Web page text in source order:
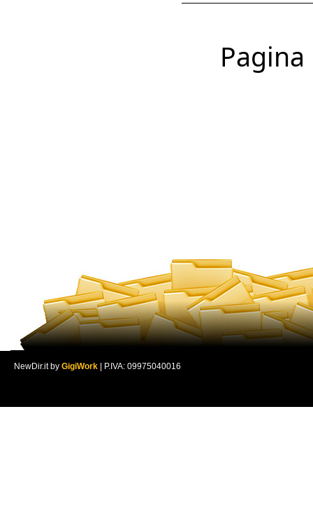
NewDir.it by GigiWork | P.IVA: 09975040016